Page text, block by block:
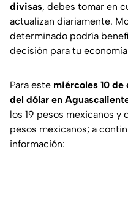
divisas, debes tomar en
actualizan diariamente.
determinado podría
decisión para tu
Para este miércoles 10
del dólar en
los 19 pesos mexicanos y
pesos mexicanos; a
información: